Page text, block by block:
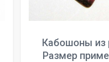
Кабошоны из
Размер